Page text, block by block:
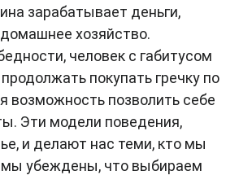
зарабатывает деньги,
хозяйство.
человек с габитусом
покупать гречку по
возможность позволить себе
Эти модели поведения,
и делают нас теми, кто мы
мы убеждены, что выбираем